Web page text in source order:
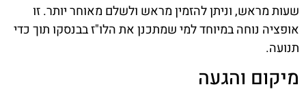
שעות מראש, וניתן להזמין מראש ולשלם מאוחר יותר. זו
אופציה נוחה במיוחד למי שמתכנן את הלו"ז בבנסקו תוך כדי
תנועה.
מיקום והגעה